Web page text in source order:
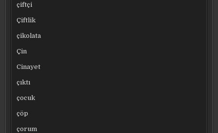
çiftçi
Çiftlik
çikolata
Çin
Cinayet
çıktı
çocuk
çöp
çorum